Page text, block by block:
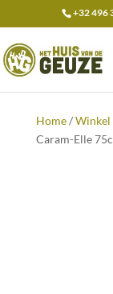
+32 496
naar:
Home/Winkel
Caram-Elle